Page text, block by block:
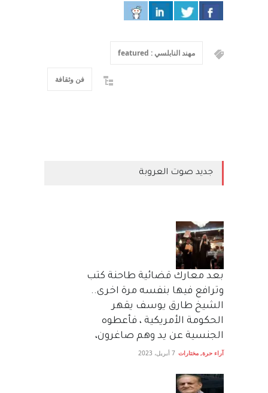
مهند النابلسي : featured
فن وثقافة
جديد صوت العروبة
بعد معارك قضائية طاحنة كتب
وترافع فيها بنفسه مرة اخرى..
الشيخ طارق يوسف يقهر
الحكومة الأمريكية ، فأعطوه
الجنسية عن يد وهم صاغرون،
آراء حرة, مختارات 7 أبريل، 2023